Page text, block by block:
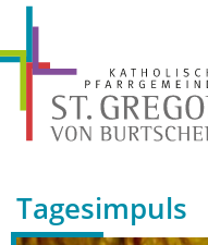
Tagesimpuls